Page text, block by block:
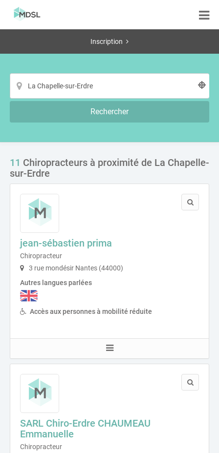
Inscription
Rechercher
11 Chiropracteurs à proximité de La Chapelle-
sur-Erdre
jean-sébastien prima
Chiropracteur
3 rue mondésir Nantes (44000)
Autres langues parlées
Accès aux personnes à mobilité réduite
SARL Chiro-Erdre CHAUMEAU
Emmanuelle
Chiropracteur